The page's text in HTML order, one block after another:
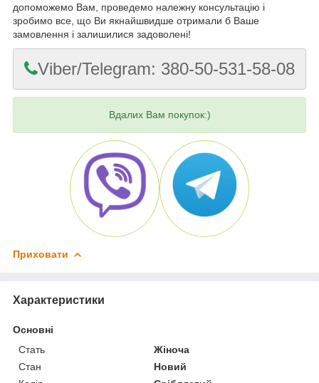
допоможемо Вам, проведемо належну консультацію і
зробимо все, що Ви якнайшвидше отримали б Ваше
замовлення і залишилися задоволені!
Viber/Telegram: 380-50-531-58-08
Вдалих Вам покупок:)
Приховати
Характеристики
Основні
Стать
Жіноча
Стан
Новий